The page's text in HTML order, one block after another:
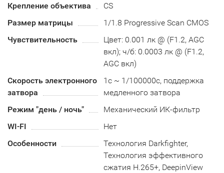
Крепление объектива
CS
Размер матрицы
1/1.8 Progressive Scan CMOS
Чувствительность
Цвет: 0.001 лк @ (F1.2, AGC
вкл); ч/б: 0.0003 лк @ (F1.2,
AGC вкл)
Скорость электронного
затвора
1с ~ 1/100000с, поддержка
медленного затвора
Режим "день / ночь"
Механический ИК-фильтр
WI-FI
Нет
Особенности
Технология Darkfighter,
Технология эффективного
сжатия H.265+, DeepinView